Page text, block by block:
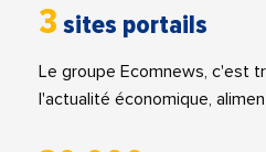
3 sites portails
Le groupe Ecomnews, c'est
l'actualité économique,